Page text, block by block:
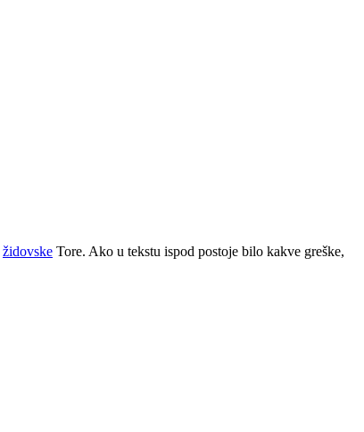
židovske Tore. Ako u tekstu ispod postoje bilo kakve greške,